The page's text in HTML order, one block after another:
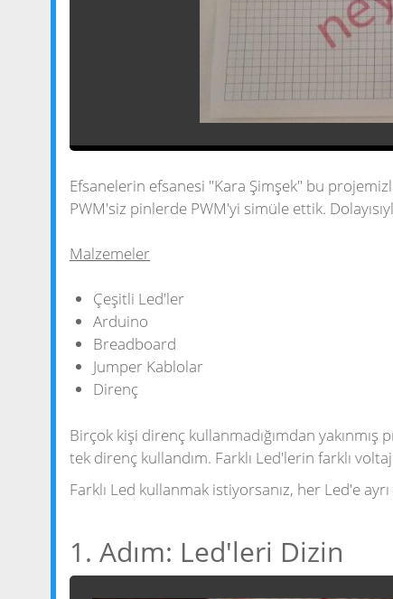
Efsanelerin efsanesi "Kara Şimşek" bu
PWM'siz pinlerde PWM'yi simüle ettik.
Malzemeler
Çeşitli Led'ler
Arduino
Breadboard
Jumper Kablolar
Direnç
Birçok kişi direnç kullanmadığımdan
tek direnç kullandım. Farklı Led'lerin farklı
Farklı Led kullanmak istiyorsanız, her Led'e
1. Adım: Led'leri Dizin